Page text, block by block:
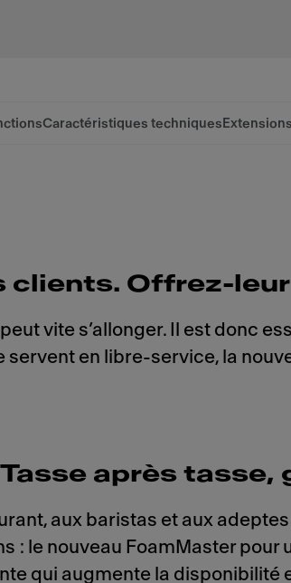
Caractéristiques techniques Extensions
clients. Offrez-
vite s’allonger. Il est donc
servent en libre-service, la
après tasse,
aux baristas et aux
: le nouveau FoamMaster
qui augmente la disponibilité